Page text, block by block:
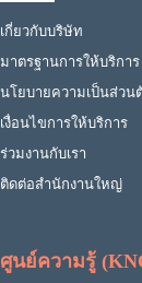
เกี่ยวกับบริษัท
มาตรฐานการให้บริการ
นโยบายความเป็นส่วน
เงื่อนไขการให้บริการ
ร่วมงานกับเรา
ติดต่อสำนักงานใหญ่
ศูนย์ความรู้